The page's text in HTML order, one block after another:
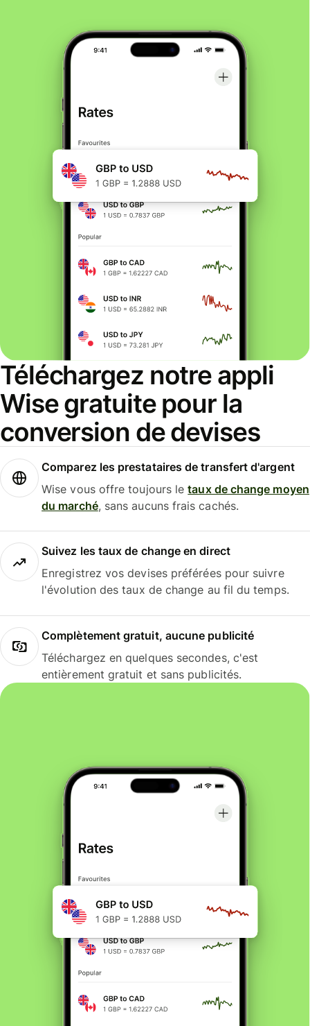
Téléchargez notre appli
Wise gratuite pour la
conversion de devises
Comparez les prestataires de transfert d'argent
Wise vous offre toujours letaux de change moyen
du marché, sans aucuns frais cachés.
Suivez les taux de change en direct
Enregistrez vos devises préférées pour suivre
l'évolution des taux de change au fil du temps.
Complètement gratuit, aucune publicité
Téléchargez en quelques secondes, c'est
entièrement gratuit et sans publicités.